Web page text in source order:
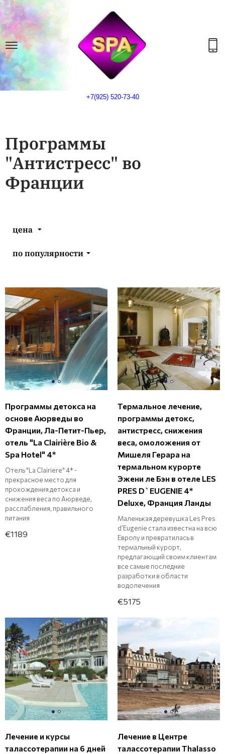
+7(925) 520-73-40
Программы
"Антистресс" во
Франции
цена
по популярности
Программы детокса на
основе Аюрведы во
Франции, Ла-Петит-Пьер,
отель "La Clairière Bio &
Spa Hotel" 4*
Отель "La Clairiere" 4* -
прекрасное место для
прохождения детокса и
снижения веса по Аюрведе,
расслабления, правильного
питания
€1189
Термальное лечение,
программы детокс,
антистресс, снижения
веса, омоложения от
Мишеля Герара на
термальном курорте
Эжени ле Бэн в отеле LES
PRES D`EUGENIE 4*
Deluxe, Франция Ланды
Маленькая деревушка Les Pres
d’Eugenie стала известна на всю
Европу и превратилась в
термальный курорт,
предлагающий своим клиентам
все самые последние
разработки в области
водолечения
€5175
Лечение и курсы
талассотерапии на 6 дней
Лечение в Центре
талассотерапии Thalasso